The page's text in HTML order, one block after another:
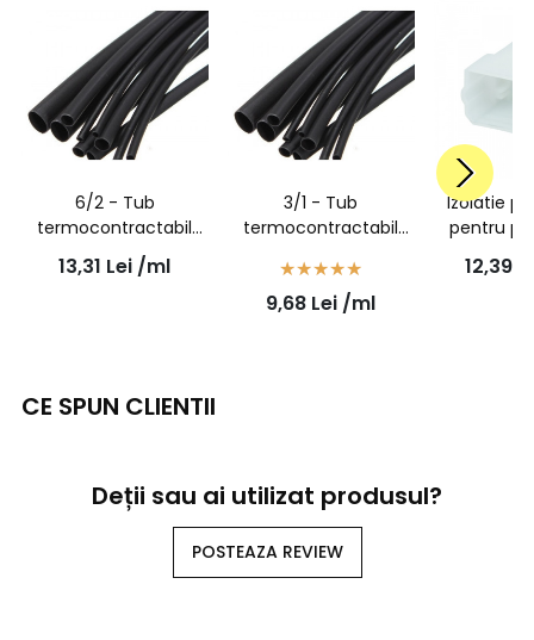
6/2 - Tub
termocontractabil
negru cu adeziv 6mm
la 2mm - 1 metru
13,31 Lei /ml
3/1 - Tub
termocontractabil
la 1mm - 1 metru
9,68 Lei /ml
Izolatie
pentru
12,39
CE SPUN CLIENTII
Deții sau ai utilizat produsul?
POSTEAZA REVIEW